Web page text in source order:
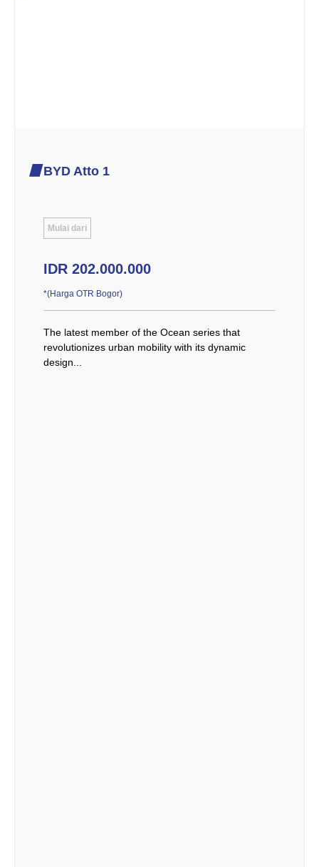
BYD Atto 1
Mulai dari
IDR 202.000.000
*(Harga OTR Bogor)
The latest member of the Ocean series that
revolutionizes urban mobility with its dynamic
design...